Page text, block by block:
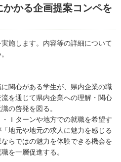
かる企画提案コンペを
施します。内容等の詳細について
関心がある学生が、県内企業の職
を通じて県内企業への理解・関心
の啓発を図る。
Ｉターンや地方での就職を希望す
地元や地元の求人に魅力を感じる
らではの魅力を体験できる機会を
を一層促進する。